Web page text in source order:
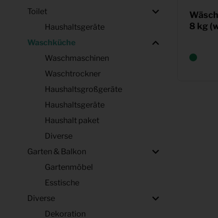
Toilet
Haushaltsgeräte
Waschküche
Waschmaschinen
Waschtrockner
Haushaltsgroßgeräte
Haushaltsgeräte
Haushalt paket
Diverse
Garten & Balkon
Gartenmöbel
Esstische
Diverse
Dekoration
8 kg